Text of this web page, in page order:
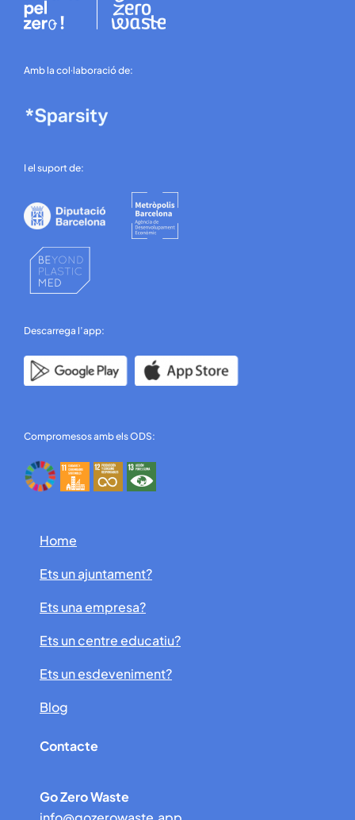
Amb la col·laboració de:
I el suport de:
Descarrega l’app:
Compromesos amb els ODS:
Home
Ets un ajuntament?
Ets una empresa?
Ets un centre educatiu?
Ets un esdeveniment?
Blog
Contacte
Go Zero Waste